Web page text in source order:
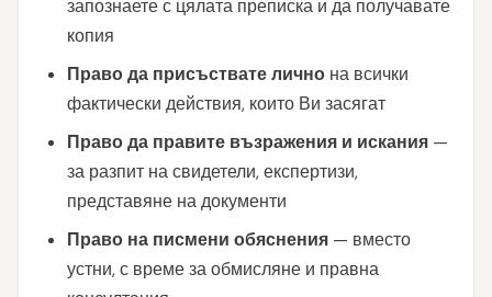
запознаете с цялата преписка и да получавате
копия
Право да присъствате лично на всички
фактически действия, които Ви засягат
Право да правите възражения и искания —
за разпит на свидетели, експертизи,
представяне на документи
Право на писмени обяснения — вместо
устни, с време за обмисляне и правна